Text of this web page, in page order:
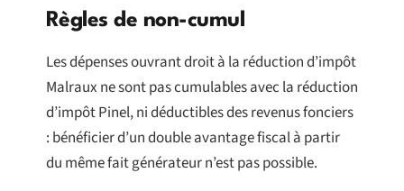
Règles de non-cumul
Les dépenses ouvrant droit à la réduction d’impôt
Malraux ne sont pas cumulables avec la réduction
d’impôt Pinel, ni déductibles des revenus fonciers
: bénéficier d’un double avantage fiscal à partir
du même fait générateur n’est pas possible.